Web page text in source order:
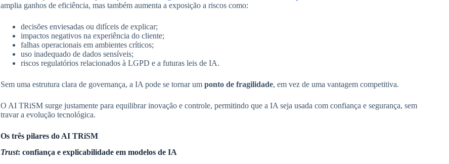
amplia ganhos de eficiência, mas também aumenta a exposição a riscos como:
decisões enviesadas ou difíceis de explicar;
impactos negativos na experiência do cliente;
falhas operacionais em ambientes críticos;
uso inadequado de dados sensíveis;
riscos regulatórios relacionados à LGPD e a futuras leis de IA.
Sem uma estrutura clara de governança, a IA pode se tornar um ponto de fragilidade, em vez de uma vantagem competitiva.
O AI TRiSM surge justamente para equilibrar inovação e controle, permitindo que a IA seja usada com confiança e segurança, sem
travar a evolução tecnológica.
Os três pilares do AI TRiSM
Trust: confiança e explicabilidade em modelos de IA